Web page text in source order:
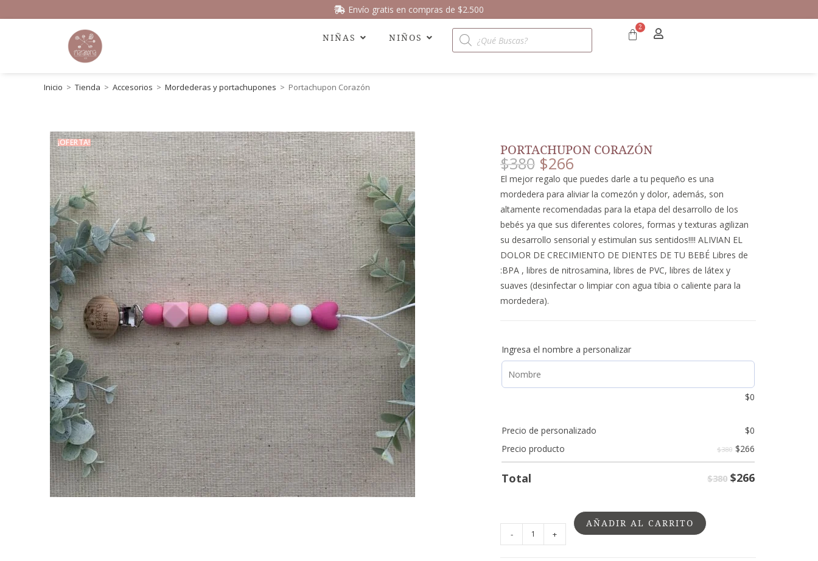
Envío gratis en compras de $2.500
NIÑAS NIÑOS
2
Inicio > Tienda > Accesorios > Mordederas y portachupones > Portachupon Corazón
¡OFERTA! PORTACHUPON CORAZÓN
$380 $266
El mejor regalo que puedes darle a tu pequeño es una
mordedera para aliviar la comezón y dolor, además, son
altamente recomendadas para la etapa del desarrollo de los
bebés ya que sus diferentes colores, formas y texturas agilizan
su desarrollo sensorial y estimulan sus sentidos!!!! ALIVIAN EL
DOLOR DE CRECIMIENTO DE DIENTES DE TU BEBÉ Libres de
:BPA , libres de nitrosamina, libres de PVC, libres de látex y
suaves (desinfectar o limpiar con agua tibia o caliente para la
mordedera).
Ingresa el nombre a personalizar
$0
Precio de personalizado $0
Precio producto
$380 $266
Total $380 $266
- +
AÑADIR AL CARRITO